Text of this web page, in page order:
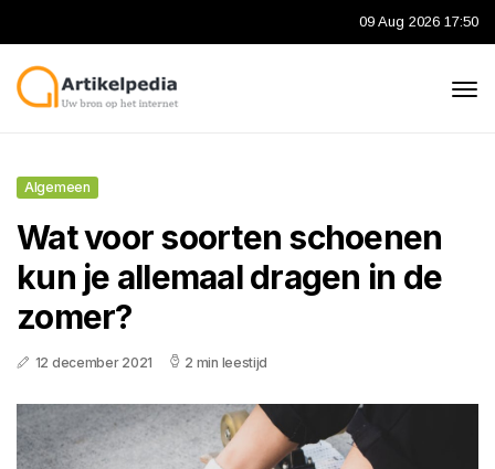
09 Aug 2026 17:50
Algemeen
Wat voor soorten schoenen
kun je allemaal dragen in de
zomer?
12 december 2021 2 min leestijd